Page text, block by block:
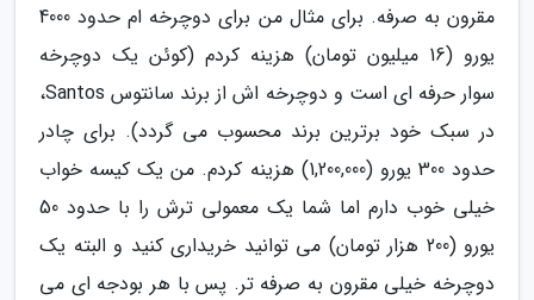
مقرون به صرفه. برای مثال من برای دوچرخه ام حدود 4000
یورو (16 میلیون تومان) هزینه کردم (کوئن یک دوچرخه
سوار حرفه ای است و دوچرخه اش از برند سانتوس Santos،
در سبک خود برترین برند محسوب می گردد). برای چادر
حدود 300 یورو (1,200,000) هزینه کردم. من یک کیسه خواب
خیلی خوب دارم اما شما یک معمولی ترش را با حدود 50
یورو (200 هزار تومان) می توانید خریداری کنید و البته یک
دوچرخه خیلی مقرون به صرفه تر. پس با هر بودجه ای می